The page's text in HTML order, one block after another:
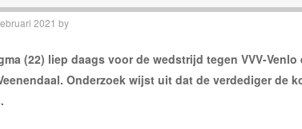
2021 by
(22) liep daags voor de wedstrijd tegen VVV-
Onderzoek wijst uit dat de verdediger de